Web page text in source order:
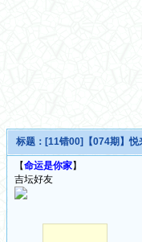
标题： [11错00]【074期】悦
【命运是你家】
吉坛好友